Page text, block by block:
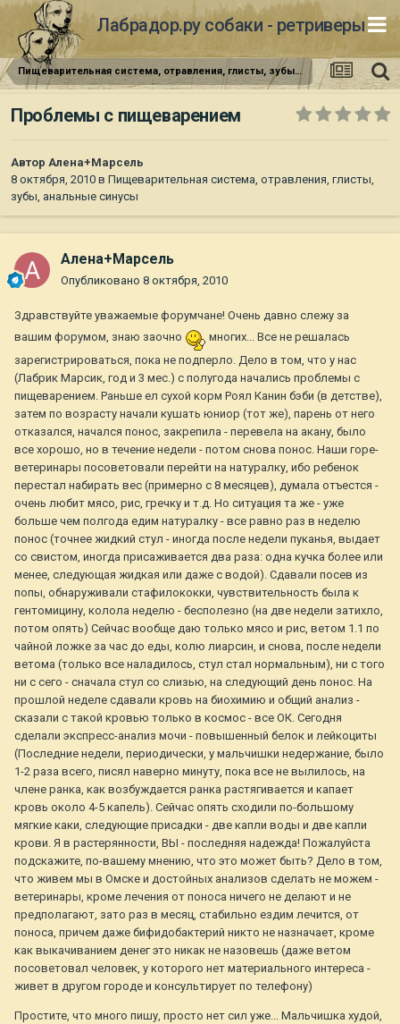
Лабрадор.ру собаки - ретриверы
Пищеварительная система, отравления, глисты, зубы, анальные синусы
Проблемы с пищеварением
Автор Алена+Марсель
8 октября, 2010 в Пищеварительная система, отравления, глисты,
зубы, анальные синусы
Алена+Марсель
Опубликовано 8 октября, 2010
Здравствуйте уважаемые форумчане! Очень давно слежу за
вашим форумом, знаю заочно
многих... Все не решалась
зарегистрироваться, пока не подперло. Дело в том, что у нас
(Лабрик Марсик, год и 3 мес.) с полугода начались проблемы с
пищеварением. Раньше ел сухой корм Роял Канин бэби (в детстве),
затем по возрасту начали кушать юниор (тот же), парень от него
отказался, начался понос, закрепила - перевела на акану, было
все хорошо, но в течение недели - потом снова понос. Наши горе-
ветеринары посоветовали перейти на натуралку, ибо ребенок
перестал набирать вес (примерно с 8 месяцев), думала отъестся -
очень любит мясо, рис, гречку и т.д. Но ситуация та же - уже
больше чем полгода едим натуралку - все равно раз в неделю
понос (точнее жидкий стул - иногда после недели пуканья, выдает
со свистом, иногда присаживается два раза: одна кучка более или
менее, следующая жидкая или даже с водой). Сдавали посев из
попы, обнаруживали стафилококки, чувствительность была к
гентомицину, колола неделю - бесполезно (на две недели затихло,
потом опять) Сейчас вообще даю только мясо и рис, ветом 1.1 по
чайной ложке за час до еды, колю лиарсин, и снова, после недели
ветома (только все наладилось, стул стал нормальным), ни с того
ни с сего - сначала стул со слизью, на следующий день понос. На
прошлой неделе сдавали кровь на биохимию и общий анализ -
сказали с такой кровью только в космос - все ОК. Сегодня
сделали экспресс-анализ мочи - повышенный белок и лейкоциты
(Последние недели, периодически, у мальчишки недержание, было
1-2 раза всего, писял наверно минуту, пока все не вылилось, на
члене ранка, как возбуждается ранка растягивается и капает
кровь около 4-5 капель). Сейчас опять сходили по-большому
мягкие каки, следующие присадки - две капли воды и две капли
крови. Я в растерянности, ВЫ - последняя надежда! Пожалуйста
подскажите, по-вашему мнению, что это может быть? Дело в том,
что живем мы в Омске и достойных анализов сделать не можем -
ветеринары, кроме лечения от поноса ничего не делают и не
предполагают, зато раз в месяц, стабильно ездим лечится, от
поноса, причем даже бифидобактерий никто не назначает, кроме
как выкачиванием денег это никак не назовешь (даже ветом
посоветовал человек, у которого нет материального интереса -
живет в другом городе и консультирует по телефону)
Простите, что много пишу, просто нет сил уже... Мальчишка худой,